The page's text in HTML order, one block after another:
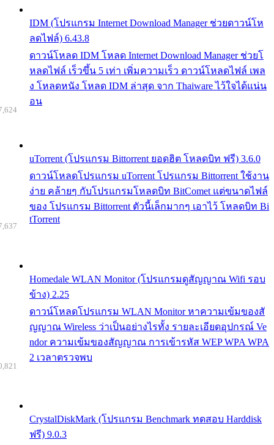
IDM (โปรแกรม Internet Download Manager ช่วยดาวน์โห
ลดไฟล์) 6.43.8
ดาวน์โหลด IDM โหลด Internet Download Manager ช่วยโ
หลดไฟล์ เร็วขึ้น 5 เท่า เพิ่มความเร็ว ดาวน์โหลดไฟล์ เพล
ง โหลดหนัง โหลด IDM ล่าสุด จาก Thaiware ไว้ใจได้แน่น
อน
uTorrent (โปรแกรม Bittorrent ยอดฮิต โหลดบิท ฟรี) 3.6.0
ดาวน์โหลดโปรแกรม uTorrent โปรแกรม Bittorrent ใช้งาน
ง่าย คล้ายๆ กับโปรแกรมโหลดบิท BitComet แต่ขนาดไฟล์
ของ โปรแกรม Bittorrent ตัวนี้เล็กมากๆ เอาไว้ โหลดบิท Bi
tTorrent
Homedale WLAN Monitor (โปรแกรมดูสัญญาณ Wifi รอบ
ข้าง) 2.25
ดาวน์โหลดโปรแกรม WLAN Monitor หาความเข้มของสั
ญญาณ Wireless ว่าเป็นอย่างไรทั้ง รายละเอียดอุปกรณ์ Ve
ndor ความเข้มของสัญญาณ การเข้ารหัส WEP WPA WPA
2 เวลาตรวจพบ
CrystalDiskMark (โปรแกรม Benchmark ทดสอบ Harddisk
ฟรี) 9.0.3